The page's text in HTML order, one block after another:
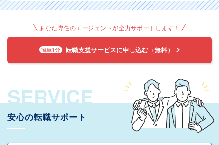
あなた専任のエージェントが全力サポートします！
簡単1分 転職支援サービスに申し込む（無料）
SERVICE
安心の転職サポート